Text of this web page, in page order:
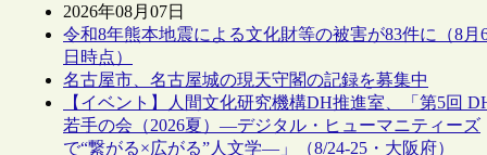
2026年08月07日
令和8年熊本地震による文化財等の被害が83件に（8月
日時点）
名古屋市、名古屋城の現天守閣の記録を募集中
【イベント】人間文化研究機構DH推進室、「第5回
若手の会（2026夏）―デジタル・ヒューマニティーズ
で“繋がる×広がる”人文学―」（8/24-25・大阪府）